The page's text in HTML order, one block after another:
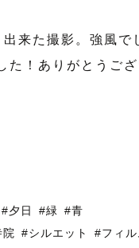
来た撮影。強風で
！ありがとうござ
#夕日 #緑
#青
#シルエット
#フィ